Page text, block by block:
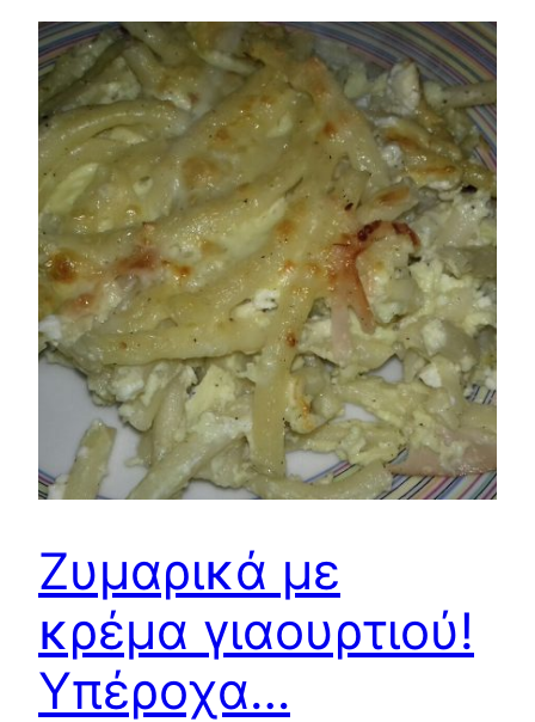
Ζυμαρικά με
κρέμα γιαουρτιού!
Υπέροχα…